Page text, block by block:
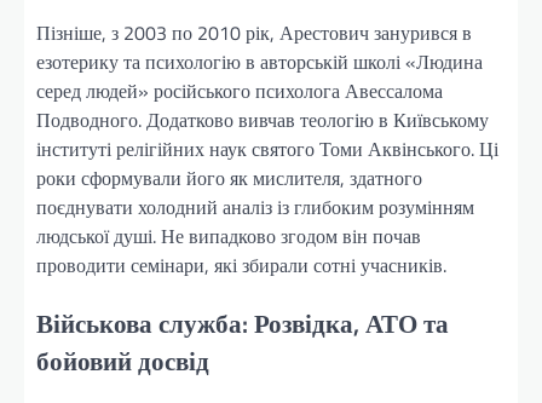
Пізніше, з 2003 по 2010 рік, Арестович занурився в
езотерику та психологію в авторській школі «Людина
серед людей» російського психолога Авессалома
Подводного. Додатково вивчав теологію в Київському
інституті релігійних наук святого Томи Аквінського. Ці
роки сформували його як мислителя, здатного
поєднувати холодний аналіз із глибоким розумінням
людської душі. Не випадково згодом він почав
проводити семінари, які збирали сотні учасників.
Військова служба: Розвідка, АТО та
бойовий досвід